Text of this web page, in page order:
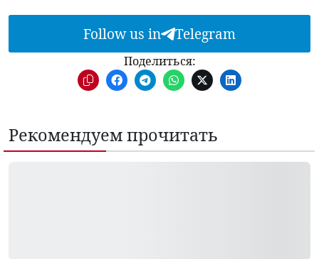
Follow us in Telegram
Поделиться:
Рекомендуем прочитать